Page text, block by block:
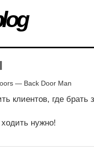
— Back Door Man
клиентов, где
нужно!